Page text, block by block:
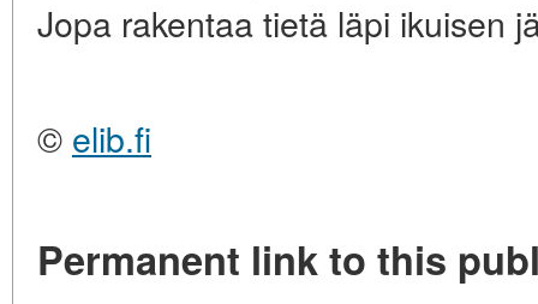
Jopa rakentaa tietä läpi ikuisen
© elib.fi
Permanent link to this